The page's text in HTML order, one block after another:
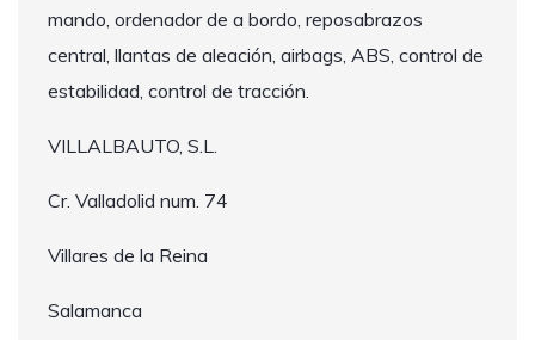
mando, ordenador de a bordo, reposabrazos
central, llantas de aleación, airbags, ABS, control de
estabilidad, control de tracción.
VILLALBAUTO, S.L.
Cr. Valladolid num. 74
Villares de la Reina
Salamanca